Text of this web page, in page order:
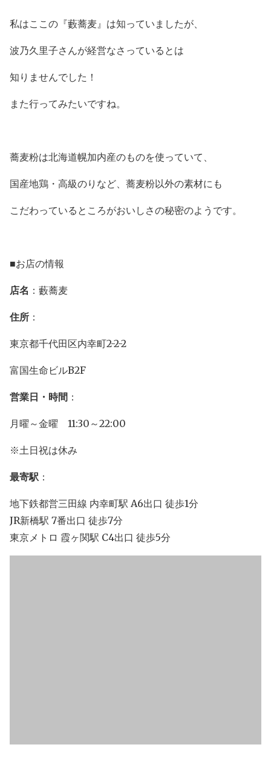
私はここの『藪蕎麦』は知っていましたが、
波乃久里子さんが経営なさっているとは
知りませんでした！
また行ってみたいですね。
蕎麦粉は北海道幌加内産のものを使っていて、
国産地鶏・高級のりなど、蕎麦粉以外の素材にも
こだわっているところがおいしさの秘密のようです。
■お店の情報
店名 ：藪蕎麦
住所 ：
東京都千代田区内幸町2-2-2
富国生命ビルB2F
営業日・時間 ：
月曜～金曜 11:30～22:00
※土日祝は休み
最寄駅 ：
地下鉄都営三田線 内幸町駅 A6出口 徒歩1分
JR新橋駅 7番出口 徒歩7分
東京メトロ 霞ヶ関駅 C4出口 徒歩5分